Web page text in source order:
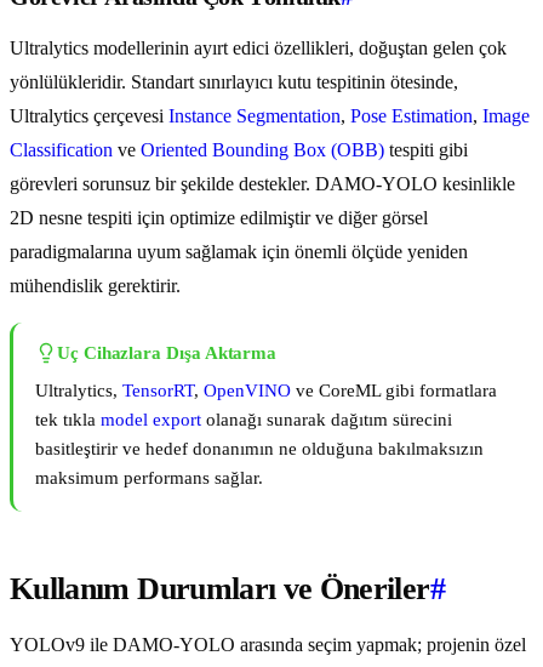
Ultralytics modellerinin ayırt edici özellikleri, doğuştan gelen çok
yönlülükleridir. Standart sınırlayıcı kutu tespitinin ötesinde,
Ultralytics çerçevesi Instance Segmentation, Pose Estimation, Image
Classification ve Oriented Bounding Box (OBB) tespiti gibi
görevleri sorunsuz bir şekilde destekler. DAMO-YOLO kesinlikle
2D nesne tespiti için optimize edilmiştir ve diğer görsel
paradigmalarına uyum sağlamak için önemli ölçüde yeniden
mühendislik gerektirir.
Uç Cihazlara Dışa Aktarma
Ultralytics, TensorRT, OpenVINO ve CoreML gibi formatlara
tek tıkla model export olanağı sunarak dağıtım sürecini
basitleştirir ve hedef donanımın ne olduğuna bakılmaksızın
maksimum performans sağlar.
Kullanım Durumları ve Öneriler#
YOLOv9 ile DAMO-YOLO arasında seçim yapmak; projenin özel